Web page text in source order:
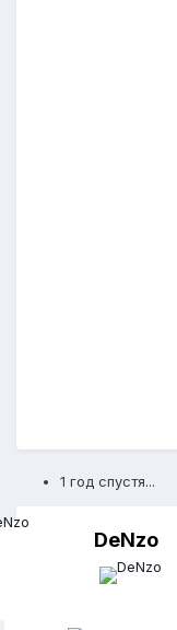
1 год спустя...
DeNzo